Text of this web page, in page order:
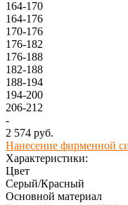
164-170
164-176
170-176
176-182
176-188
182-188
188-194
194-200
206-212
-
2 574 руб.
Нанесение фирменной
Характеристики:
Цвет
Серый/Красный
Основной материал